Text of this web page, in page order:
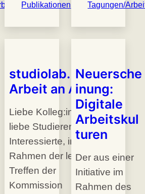
Publikationen Tagungen/
studiolab.
Arbeit an Arbeit
Liebe Kolleg:innen,
liebe Studierende und
Interessierte, im
Rahmen der letzten
Treffen der
Kommission
Neuersche
inung:
Digitale
Arbeitskul
turen
Der aus einer
Initiative im
Rahmen des